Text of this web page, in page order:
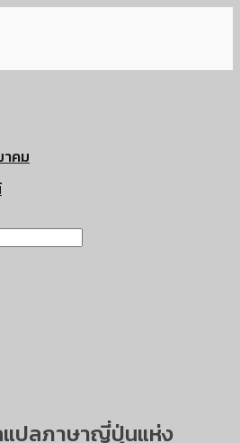
คม
แปลภาษาญี่ปุ่นแห่ง